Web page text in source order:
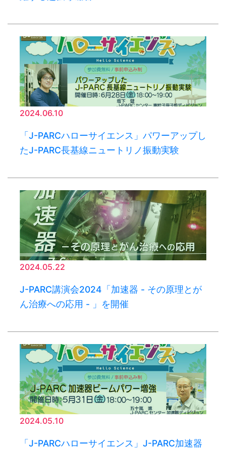
2024.06.10
「J-PARCハローサイエンス」パワーアップし
たJ-PARC長基線ニュートリノ振動実験
2024.05.22
J-PARC講演会2024「加速器 - その原理とが
ん治療への応用 - 」を開催
2024.05.10
「J-PARCハローサイエンス」J-PARC加速器